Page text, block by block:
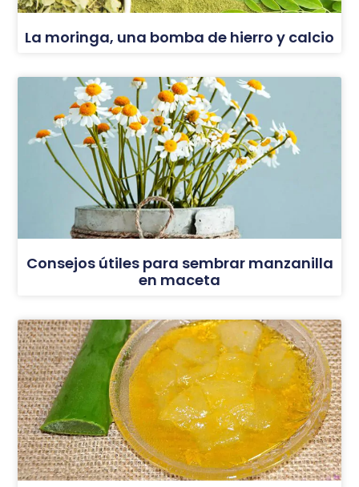
La moringa, una bomba de hierro y calcio
Consejos útiles para sembrar manzanilla
en maceta